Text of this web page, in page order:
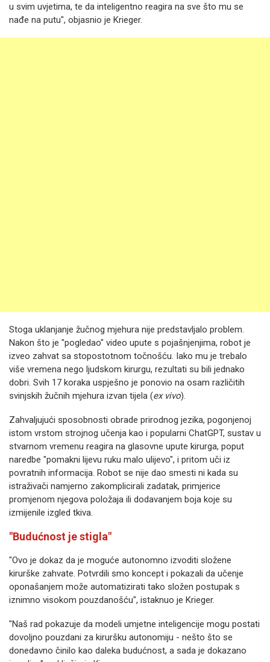
u svim uvjetima, te da inteligentno reagira na sve što mu se
nađe na putu", objasnio je Krieger.
Stoga uklanjanje žučnog mjehura nije predstavljalo problem.
Nakon što je "pogledao" video upute s pojašnjenjima, robot je
izveo zahvat sa stopostotnom točnošću. Iako mu je trebalo
više vremena nego ljudskom kirurgu, rezultati su bili jednako
dobri. Svih 17 koraka uspješno je ponovio na osam različitih
svinjskih žučnih mjehura izvan tijela (ex vivo).
Zahvaljujući sposobnosti obrade prirodnog jezika, pogonjenoj
istom vrstom strojnog učenja kao i popularni ChatGPT, sustav u
stvarnom vremenu reagira na glasovne upute kirurga, poput
naredbe "pomakni lijevu ruku malo ulijevo", i pritom uči iz
povratnih informacija. Robot se nije dao smesti ni kada su
istraživači namjerno zakomplicirali zadatak, primjerice
promjenom njegova položaja ili dodavanjem boja koje su
izmijenile izgled tkiva.
"Budućnost je stigla"
"Ovo je dokaz da je moguće autonomno izvoditi složene
kirurške zahvate. Potvrdili smo koncept i pokazali da učenje
oponašanjem može automatizirati tako složen postupak s
iznimno visokom pouzdanošću", istaknuo je Krieger.
"Naš rad pokazuje da modeli umjetne inteligencije mogu postati
dovoljno pouzdani za kiruršku autonomiju - nešto što se
donedavno činilo kao daleka budućnost, a sada je dokazano